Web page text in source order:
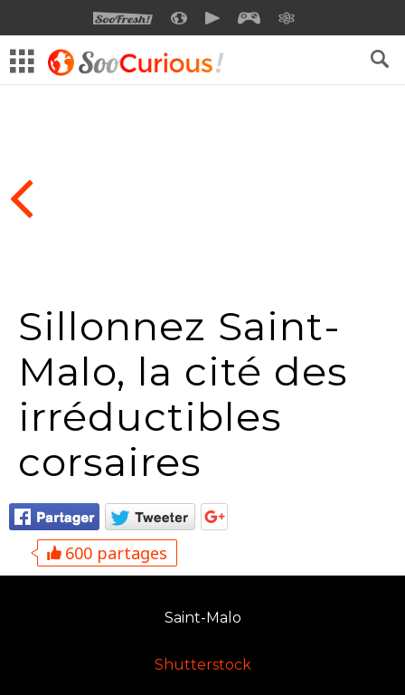
SOOFRESHSOOCURIOUSSOOMOTIONSOOGEEK
Sillonnez Saint-
Malo, la cité des
irréductibles
corsaires
600 partages
Saint-Malo
Shutterstock